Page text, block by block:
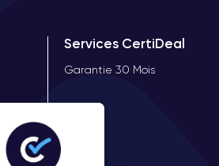
Services CertiDeal
Garantie 30 Mois